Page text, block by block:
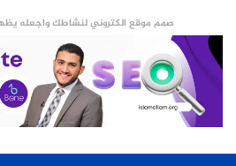
صمم موقع الكتروني لنشاطك واجعله